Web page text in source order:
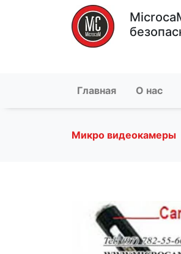
Главная О нас
Микро видеокамеры